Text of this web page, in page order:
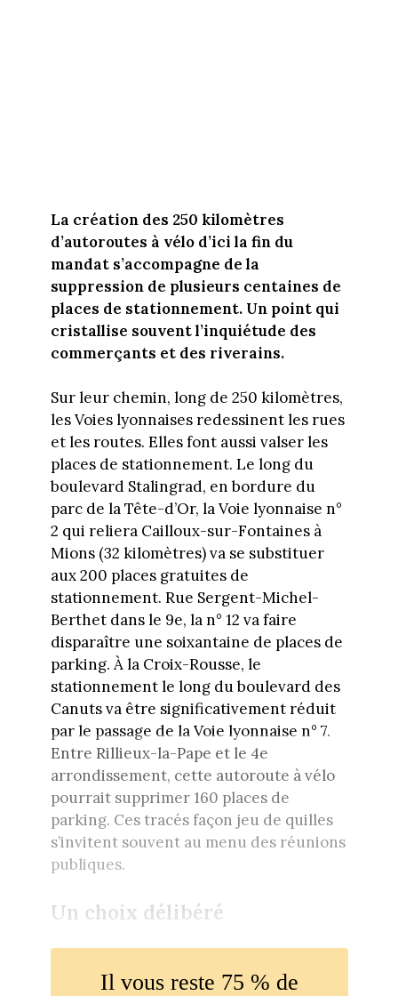
La création des 250 kilomètres
d’autoroutes à vélo d’ici la fin du
mandat s’accompagne de la
suppression de plusieurs centaines de
places de stationnement. Un point qui
cristallise souvent l’inquiétude des
commerçants et des riverains.
Sur leur chemin, long de 250 kilomètres,
les Voies lyonnaises redessinent les rues
et les routes. Elles font aussi valser les
places de stationnement. Le long du
boulevard Stalingrad, en bordure du
parc de la Tête-d’Or, la Voie lyonnaise n°
2 qui reliera Cailloux-sur-Fontaines à
Mions (32 kilomètres) va se substituer
aux 200 places gratuites de
stationnement. Rue Sergent-Michel-
Berthet dans le 9e, la n° 12 va faire
disparaître une soixantaine de places de
parking. À la Croix-Rousse, le
stationnement le long du boulevard des
Canuts va être significativement réduit
par le passage de la Voie lyonnaise n° 7.
Entre Rillieux-la-Pape et le 4e
arrondissement, cette autoroute à vélo
pourrait supprimer 160 places de
parking. Ces tracés façon jeu de quilles
s’invitent souvent au menu des réunions
publiques.
Un choix délibéré
Il vous reste 75 % de